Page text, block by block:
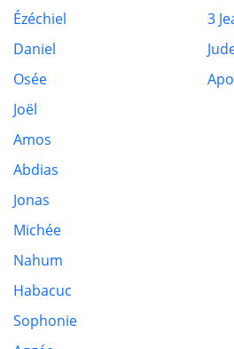
Ézéchiel
Daniel
Osée
Joël
Amos
Abdias
Jonas
Michée
Nahum
Habacuc
Sophonie
3